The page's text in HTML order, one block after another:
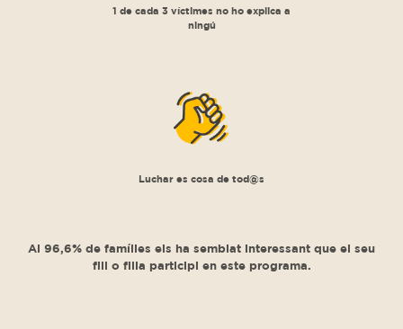
1 de cada 3 víctimes no ho explica a
ningú
Luchar es cosa de tod@s
Al 96,6% de famílies els ha semblat interessant que el seu
fill o filla participi en este programa.